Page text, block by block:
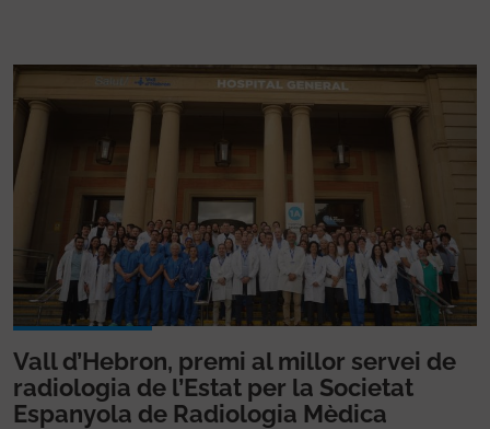
Vall d’Hebron, premi al millor servei de
radiologia de l’Estat per la Societat
Espanyola de Radiologia Mèdica